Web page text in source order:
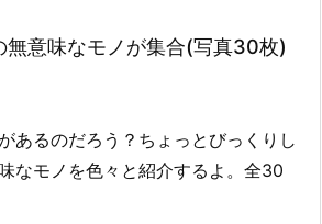
無意味なモノが集合(写真30枚)
あるのだろう？ちょっとびっくりし
なモノを色々と紹介するよ。全30